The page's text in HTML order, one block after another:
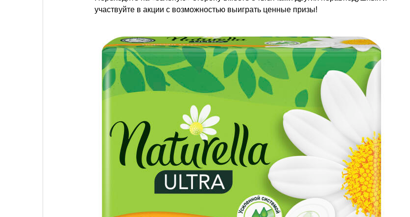
участвуйте в акции с возможностью выиграть ценные призы!